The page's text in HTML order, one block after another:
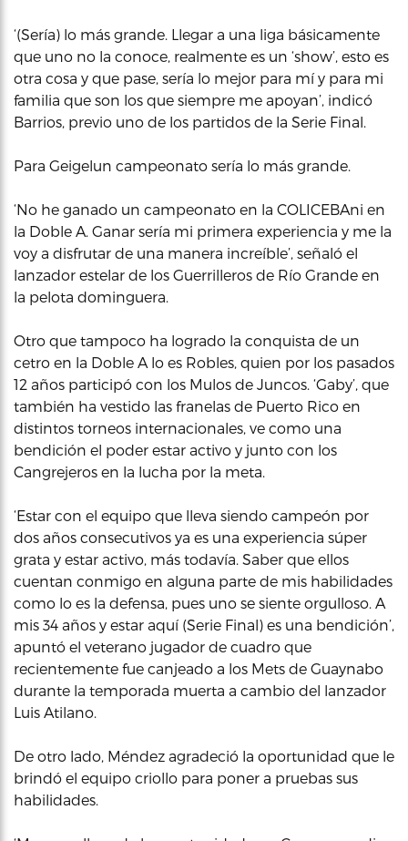
‘(Sería) lo más grande. Llegar a una liga básicamente
que uno no la conoce, realmente es un ‘show’, esto es
otra cosa y que pase, sería lo mejor para mí y para mi
familia que son los que siempre me apoyan’, indicó
Barrios, previo uno de los partidos de la Serie Final.
Para Geigelun campeonato sería lo más grande.
‘No he ganado un campeonato en la COLICEBAni en
la Doble A. Ganar sería mi primera experiencia y me la
voy a disfrutar de una manera increíble’, señaló el
lanzador estelar de los Guerrilleros de Río Grande en
la pelota dominguera.
Otro que tampoco ha logrado la conquista de un
cetro en la Doble A lo es Robles, quien por los pasados
12 años participó con los Mulos de Juncos. ‘Gaby’, que
también ha vestido las franelas de Puerto Rico en
distintos torneos internacionales, ve como una
bendición el poder estar activo y junto con los
Cangrejeros en la lucha por la meta.
‘Estar con el equipo que lleva siendo campeón por
dos años consecutivos ya es una experiencia súper
grata y estar activo, más todavía. Saber que ellos
cuentan conmigo en alguna parte de mis habilidades
como lo es la defensa, pues uno se siente orgulloso. A
mis 34 años y estar aquí (Serie Final) es una bendición’,
apuntó el veterano jugador de cuadro que
recientemente fue canjeado a los Mets de Guaynabo
durante la temporada muerta a cambio del lanzador
Luis Atilano.
De otro lado, Méndez agradeció la oportunidad que le
brindó el equipo criollo para poner a pruebas sus
habilidades.